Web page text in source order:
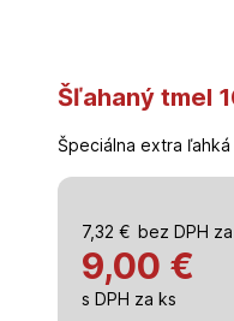
Šľahaný tmel
Špeciálna extra
7,32 € bez DPH
9,00 €
s DPH za ks